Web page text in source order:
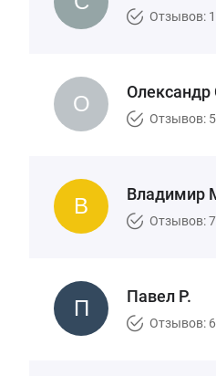
Отзывов:
Олександр
Отзывов: 5
Владимир
Отзывов: 7
Павел Р.
Отзывов: